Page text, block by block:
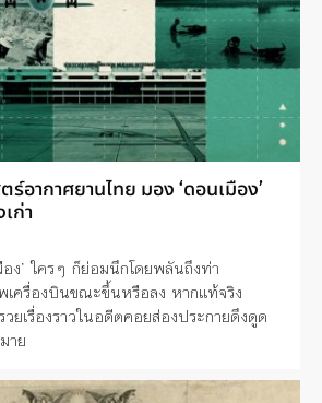
อากาศยานไทย มอง ‘ดอนเมือง’
ก่า
อง’ ใครๆ ก็ย่อมนึกโดยพลันถึงท่า
เครื่องบินขณะขึ้นหรือลง หากแท้จริง
ยเรื่องราวในอดีตคอยส่องประกายดึงดูด
าย